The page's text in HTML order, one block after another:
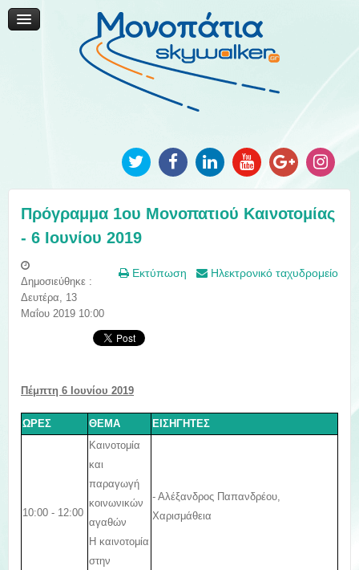
Μονοπάτια Καινοτομίας
Μονοπάτια Τοπικής Ανάπτυξης
Ανακοινώσεις
Φωτογραφίες
Πρόγραμμα 1ου Μονοπατιού Καινοτομίας
- 6 Ιουνίου 2019
Εκτύπωση Ηλεκτρονικό ταχυδρομείο
Δημοσιεύθηκε :
Δευτέρα, 13
Μαΐου 2019 10:00
Πέμπτη 6 Ιουνίου 2019
ΩΡΕΣ ΘΕΜΑ ΕΙΣΗΓΗΤΕΣ
10:00 - 12:00
Καινοτομία
και
παραγωγή
κοινωνικών
αγαθών
Η καινοτομία
στην
- Αλέξανδρος Παπανδρέου,
Χαρισμάθεια